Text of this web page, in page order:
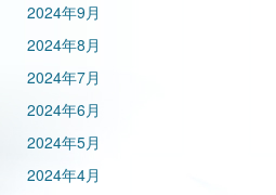
2024年9月
2024年8月
2024年7月
2024年6月
2024年5月
2024年4月